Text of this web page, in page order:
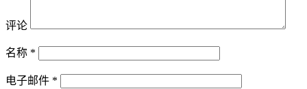
评论
名称 *
电子邮件 *